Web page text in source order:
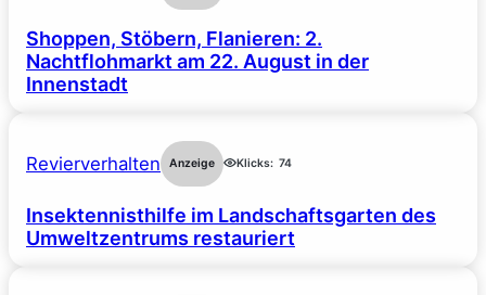
Shoppen, Stöbern, Flanieren: 2.
Nachtflohmarkt am 22. August in der
Innenstadt
Revierverhalten Anzeige Klicks: 74
Insektennisthilfe im Landschaftsgarten des
Umweltzentrums restauriert